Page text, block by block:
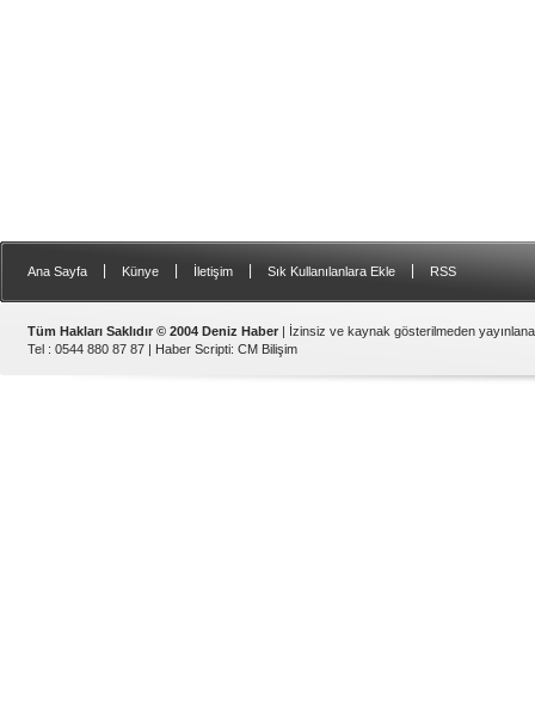
Ana Sayfa Künye İletişim Sık Kullanılanlara Ekle RSS
Tüm Hakları Saklıdır © 2004 Deniz Haber | İzinsiz ve kaynak gösterilmeden
Tel : 0544 880 87 87 | Haber Scripti: CM Bilişim